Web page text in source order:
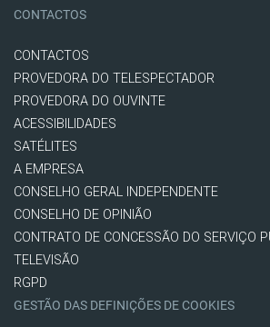
CONTACTOS
CONTACTOS
PROVEDORA DO TELESPECTADOR
PROVEDORA DO OUVINTE
ACESSIBILIDADES
SATÉLITES
A EMPRESA
CONSELHO GERAL INDEPENDENTE
CONSELHO DE OPINIÃO
CONTRATO DE CONCESSÃO DO SERVIÇO
TELEVISÃO
RGPD
GESTÃO DAS DEFINIÇÕES DE COOKIES